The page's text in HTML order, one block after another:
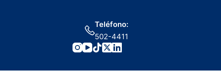
Teléfono:
502-4411